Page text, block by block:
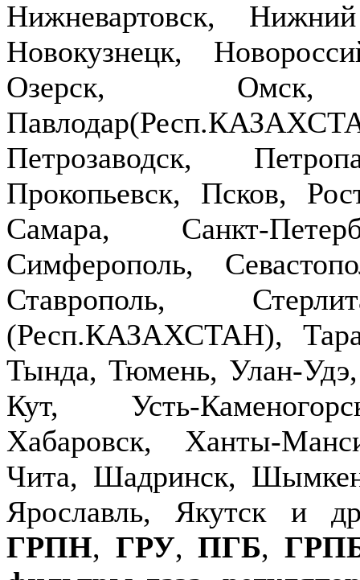
Нижневартовск,
Новокузнецк,
Озерск,
Петрозаводск,
Прокопьевск, Псков,
Самара, Санкт-
Симферополь,
Ставрополь,
(Респ.КАЗАХСТАН),
Тында, Тюмень, Улан-
Кут, Усть-
Хабаровск, Ханты-
Чита, Шадринск,
Ярославль, Якутск и
ГРПН, ГРУ,ПГБ,